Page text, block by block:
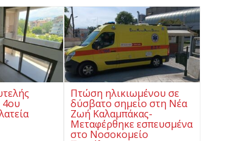
4ου
Πτώση ηλικιωμένου σε
δύσβατο σημείο στη Νέα
Ζωή Καλαμπάκας-
Μεταφέρθηκε εσπευσμένα
στο Νοσοκομείο